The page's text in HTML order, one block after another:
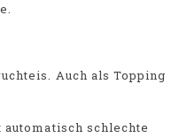
Auch als Topping
schlechte